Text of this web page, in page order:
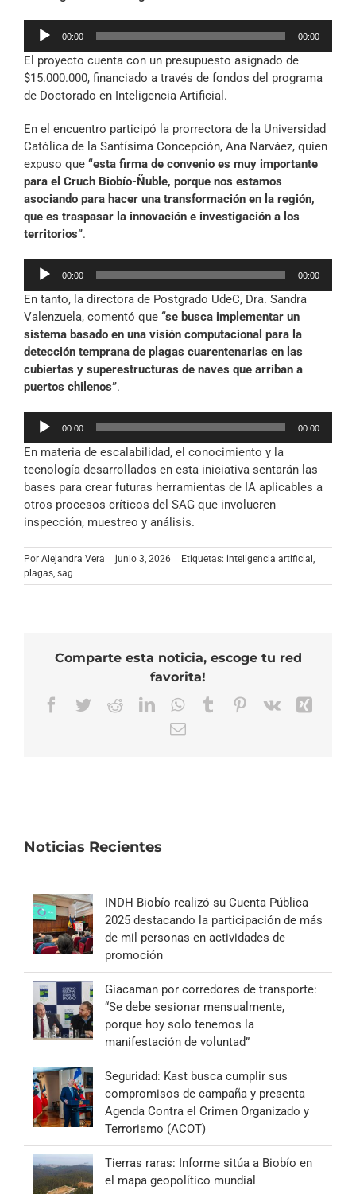
Reproductor
audio
00:00 00:00
El proyecto cuenta con un presupuesto asignado de
$15.000.000, financiado a través de fondos del programa
de Doctorado en Inteligencia Artificial.
En el encuentro participó la prorrectora de la Universidad
Católica de la Santísima Concepción, Ana Narváez, quien
expuso que “esta firma de convenio es muy importante
para el Cruch Biobío-Ñuble, porque nos estamos
asociando para hacer una transformación en la región,
que es traspasar la innovación e investigación a los
territorios”.
Reproductor
audio
00:00 00:00
En tanto, la directora de Postgrado UdeC, Dra. Sandra
Valenzuela, comentó que “se busca implementar un
sistema basado en una visión computacional para la
detección temprana de plagas cuarentenarias en las
cubiertas y superestructuras de naves que arriban a
puertos chilenos”.
Reproductor
audio
00:00 00:00
En materia de escalabilidad, el conocimiento y la
tecnología desarrollados en esta iniciativa sentarán las
bases para crear futuras herramientas de IA aplicables a
otros procesos críticos del SAG que involucren
inspección, muestreo y análisis.
Por Alejandra Vera junio 3, 2026 Etiquetas: inteligencia artificial ,
plagas, sag
Comparte esta noticia, escoge tu red
favorita!
Facebook
TwitterRedditLinkedInWhatsApp
TumblrPinterest
Vk
Correo
Noticias Recientes
INDH Biobío realizó su Cuenta Pública
2025 destacando la participación de más
de mil personas en actividades de
promoción
Giacaman por corredores de transporte:
“Se debe sesionar mensualmente,
porque hoy solo tenemos la
manifestación de voluntad”
Seguridad: Kast busca cumplir sus
compromisos de campaña y presenta
Agenda Contra el Crimen Organizado y
Terrorismo (ACOT)
Tierras raras: Informe sitúa a Biobío en
el mapa geopolítico mundial